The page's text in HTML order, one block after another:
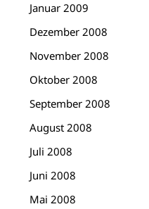
Januar 2009
Dezember 2008
November 2008
Oktober 2008
September 2008
August 2008
Juli 2008
Juni 2008
Mai 2008